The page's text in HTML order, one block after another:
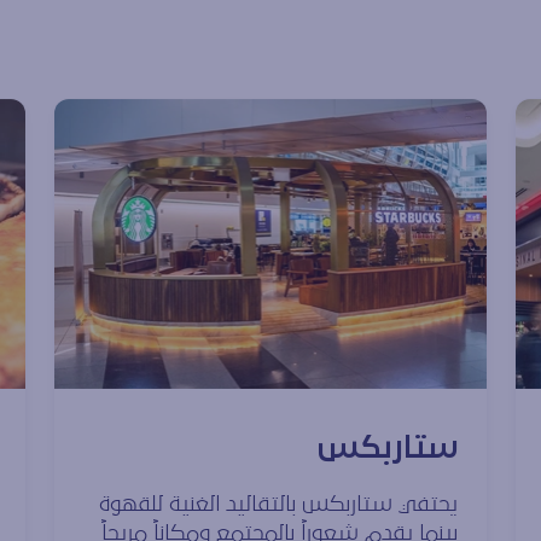
ستاربكس
يحتفي ستاربكس بالتقاليد الغنية للقهوة
بينما يقدم شعوراً بالمجتمع ومكاناً مريحاً